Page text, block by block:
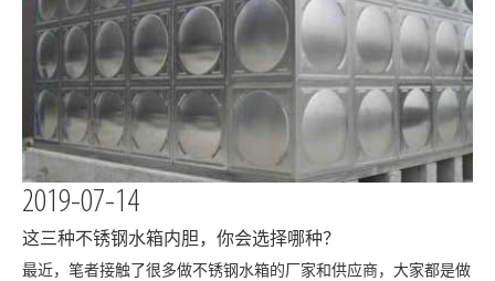
2019-07-14
这三种不锈钢水箱内胆，你会选择哪种？
​最近，笔者接触了很多做不锈钢水箱的厂家和供应商，大家都是做